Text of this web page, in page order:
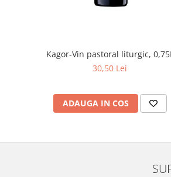
Kagor-Vin pastoral liturgic, 0,75L
30,50 Lei
ADAUGA IN COS